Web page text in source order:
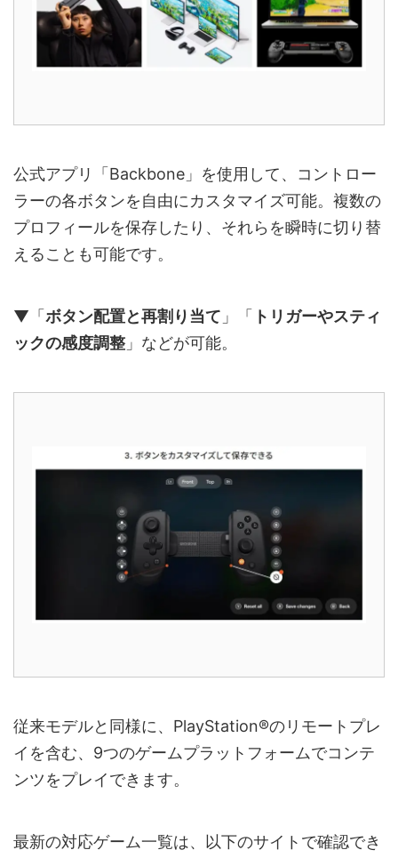
公式アプリ「Backbone」を使用して、コントロー
ラーの各ボタンを自由にカスタマイズ可能。複数の
プロフィールを保存したり、それらを瞬時に切り替
えることも可能です。
▼「ボタン配置と再割り当て 」「 トリガーやスティ
ックの感度調整 」などが可能。
従来モデルと同様に、PlayStation®のリモートプレ
イを含む、9つのゲームプラットフォームでコンテ
ンツをプレイできます。
最新の対応ゲーム一覧は、以下のサイトで確認でき